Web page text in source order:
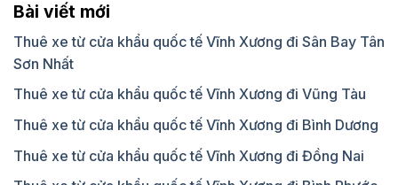
Bài viết mới
Thuê xe từ cửa khẩu quốc tế Vĩnh Xương đi Sân Bay Tân
Sơn Nhất
Thuê xe từ cửa khẩu quốc tế Vĩnh Xương đi Vũng Tàu
Thuê xe từ cửa khẩu quốc tế Vĩnh Xương đi Bình Dương
Thuê xe từ cửa khẩu quốc tế Vĩnh Xương đi Đồng Nai